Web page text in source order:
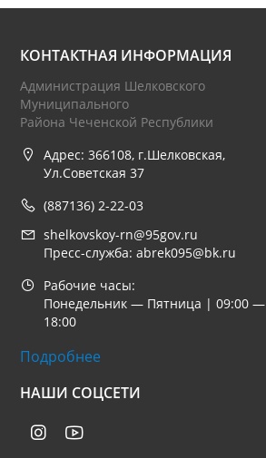
КОНТАКТНАЯ ИНФОРМАЦИЯ
Администрация Шелковского
Муниципального
Района Чеченской Республики
Адрес: 366108, г.Шелковская,
Ул.Советская 37
(887136) 2-22-03
shelkovskoy-rn@95gov.ru
Пресс-служба: abrek095@bk.ru
Рабочие часы:
Понедельник — Пятница | 09:00 —
18:00
Подробнее
НАШИ СОЦСЕТИ